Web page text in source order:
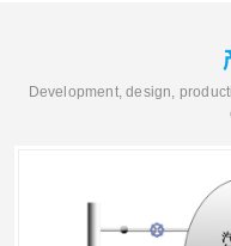
Development, design,